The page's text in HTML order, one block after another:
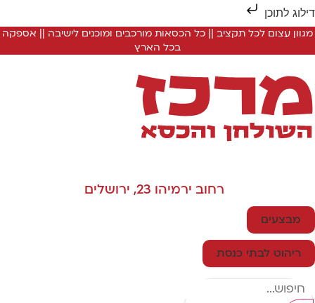
לתוכן
מגוון עצום לכל תקציב || כל הכסאות מורכבים ומוכנים לישיבה || אספקה
בכל הארץ
רחוב ירמיהו 23, ירושלים
מבצעים
ריהוט לבתי כנסת